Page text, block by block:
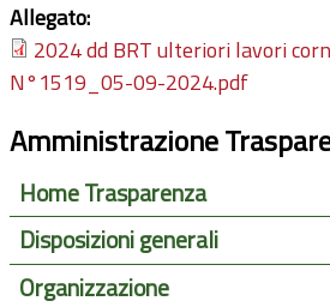
Allegato:
2024 dd BRT ulteriori lavori
N°1519_05-09-2024.pdf
Amministrazione
Home Trasparenza
Disposizioni generali
Organizzazione